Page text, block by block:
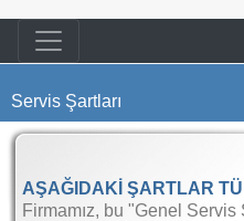
Servis Şartları
AŞAĞIDAKİ ŞARTLAR
Firmamız, bu "Genel